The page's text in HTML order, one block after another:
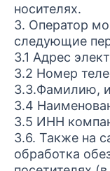
носителях.
3. Оператор
следующие
3.1 Адрес
3.2 Номер
3.3.Фамилию,
3.4
3.5 ИНН
3.6. Также на
обработка